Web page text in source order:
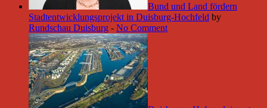
Bund und Land fördern
Stadtentwicklungsprojekt in Duisburg-Hochfeld by
Rundschau Duisburg - No Comment